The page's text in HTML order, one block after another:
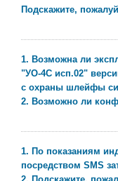
Подскажите,
1. Возможна ли
"УО-4С исп.02"
с охраны шлейфы
2. Возможно ли
1. По показаниям
посредством SMS